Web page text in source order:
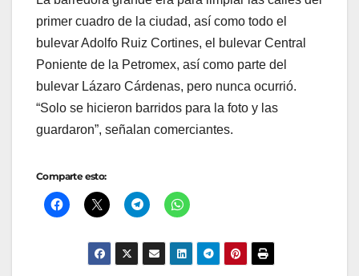
primer cuadro de la ciudad, así como todo el
bulevar Adolfo Ruiz Cortines, el bulevar Central
Poniente de la Petromex, así como parte del
bulevar Lázaro Cárdenas, pero nunca ocurrió.
“Solo se hicieron barridos para la foto y las
guardaron”, señalan comerciantes.
Comparte esto: